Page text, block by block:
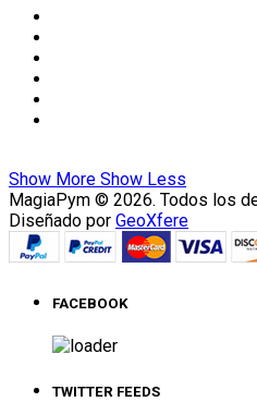
Show More Show Less
MagiaPym © 2026. Todos los
Diseñado por GeoXfere
FACEBOOK
TWITTER FEEDS